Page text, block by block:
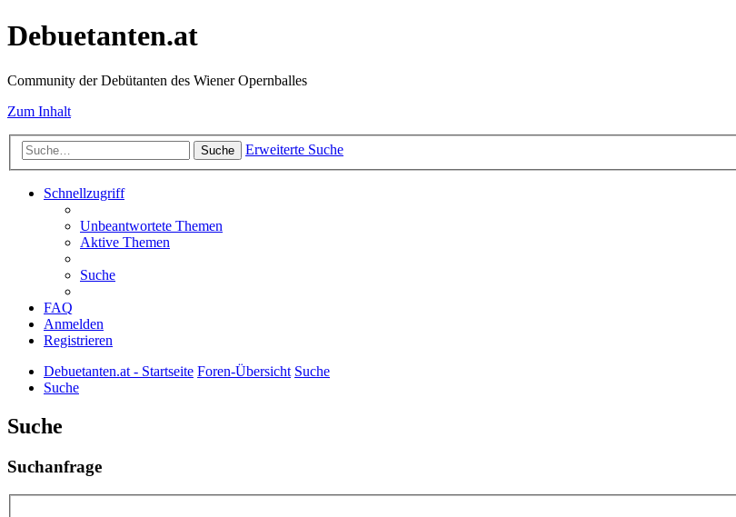
Debuetanten.at
Community der Debütanten des Wiener Opernballes
Zum Inhalt
Suche Erweiterte Suche
Schnellzugriff
Unbeantwortete Themen
Aktive Themen
Suche
FAQ
Anmelden
Registrieren
Debuetanten.at - Startseite Foren-Übersicht Suche
Suche
Suche
Suchanfrage